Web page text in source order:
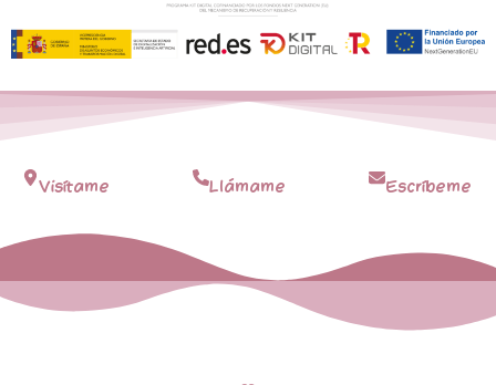
Visítame Llámame Escríbeme